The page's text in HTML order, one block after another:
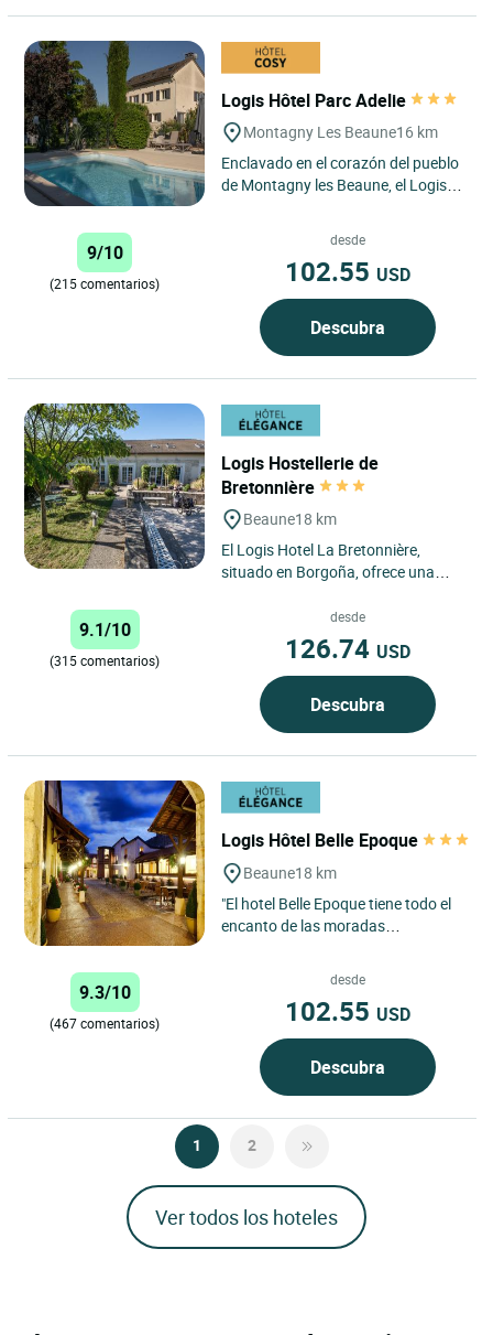
Logis Hôtel Parc Adelie
Montagny Les Beaune16 km
Enclavado en el corazón del pueblo
de Montagny les Beaune, el Logis
9/10
(215 comentarios)
desde
102.55 USD
Descubra
Logis Hostellerie de
Bretonnière
Beaune18 km
El Logis Hotel La Bretonnière,
situado en Borgoña, ofrece una
minutos de Dijon. Cerca...
9.1/10
(315 comentarios)
desde
126.74 USD
Descubra
Logis Hôtel Belle Epoque
Beaune18 km
"El hotel Belle Epoque tiene todo el
encanto de las moradas
en otro tiempo para el...
9.3/10
(467 comentarios)
desde
102.55 USD
Descubra
1 2
Ver todos los hoteles